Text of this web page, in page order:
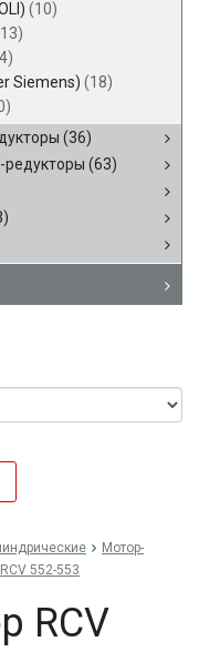
(10)
Siemens) (18)
(36)
редукторы (63)
Мотор-
552-553
RCV